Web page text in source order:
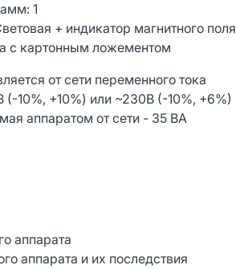
1
+ индикатор магнитного поля
с картонным ложементом
от сети переменного тока
10%, +10%) или ~230В (-10%, +6%)
аппаратом от сети - 35 ВА
аппарата
аппарата и их последствия